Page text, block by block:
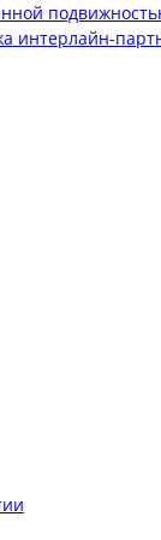
интерлайн-